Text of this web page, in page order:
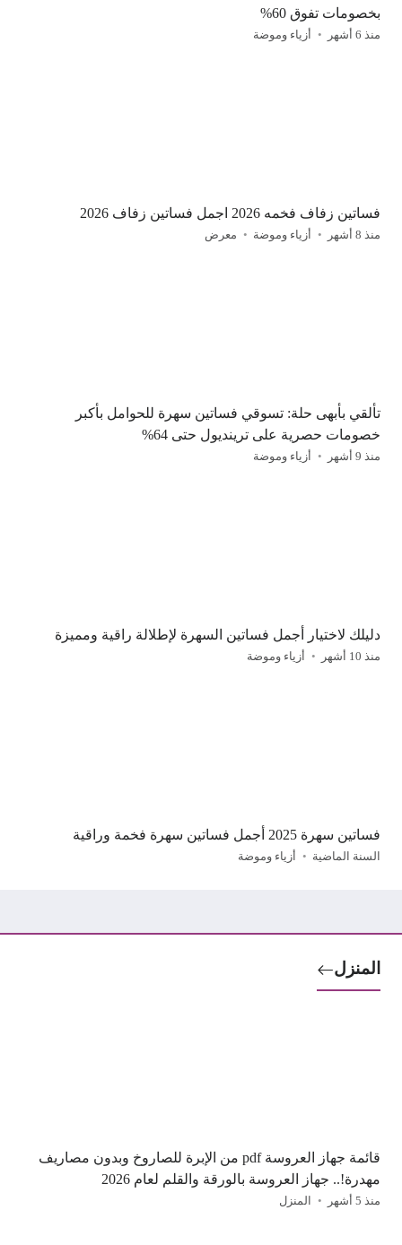
بخصومات تفوق 60%
منذ 6 أشهر أزياء وموضة
فساتين زفاف فخمه 2026 اجمل فساتين زفاف 2026
منذ 8 أشهر أزياء وموضة معرض
تألقي بأبهى حلة: تسوقي فساتين سهرة للحوامل بأكبر
خصومات حصرية على ترينديول حتى 64%
منذ 9 أشهر أزياء وموضة
دليلك لاختيار أجمل فساتين السهرة لإطلالة راقية ومميزة
منذ 10 أشهر أزياء وموضة
فساتين سهرة 2025 أجمل فساتين سهرة فخمة وراقية
السنة الماضية أزياء وموضة
المنزل
قائمة جهاز العروسة pdf من الإبرة للصاروخ وبدون مصاريف
مهدرة!.. جهاز العروسة بالورقة والقلم لعام 2026
منذ 5 أشهر المنزل